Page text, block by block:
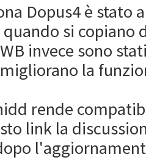
Dopus4 è stato
si copiano
invece sono
la
rende
link la